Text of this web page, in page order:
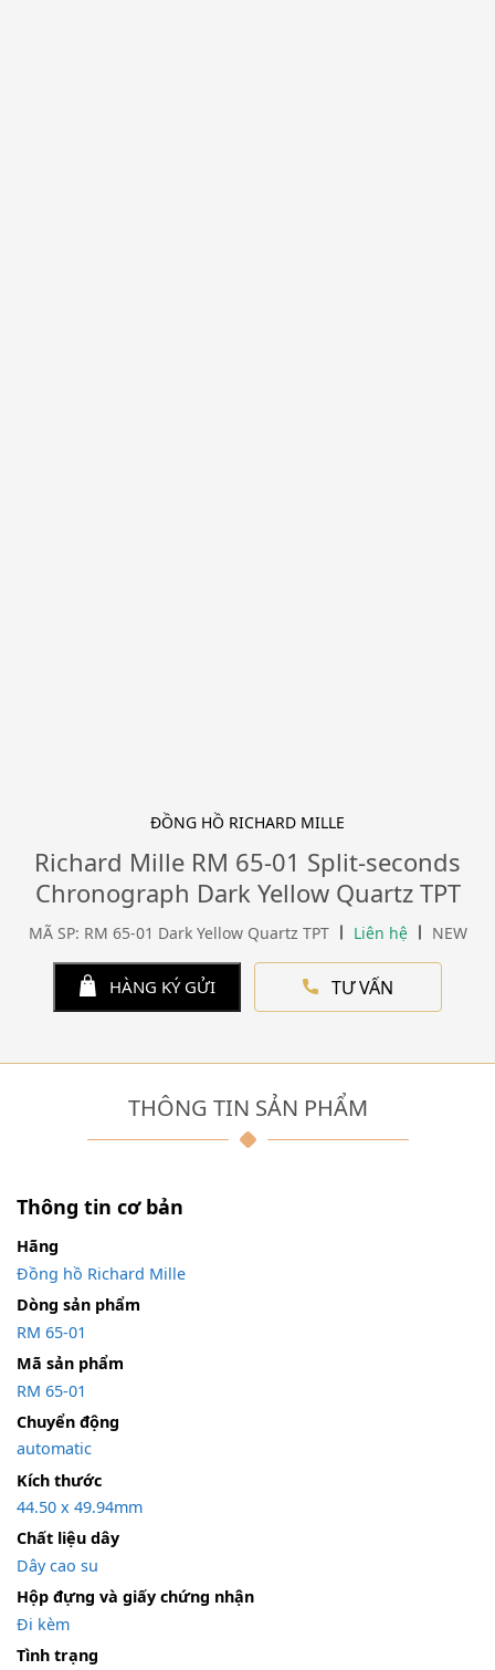
ĐỒNG HỒ RICHARD MILLE
Richard Mille RM 65-01 Split-seconds
Chronograph Dark Yellow Quartz TPT
MÃ SP: RM 65-01 Dark Yellow Quartz TPT Liên hệ NEW
HÀNG KÝ GỬI TƯ VẤN
THÔNG TIN SẢN PHẨM
Thông tin cơ bản
Hãng
Đồng hồ Richard Mille
Dòng sản phẩm
RM 65-01
Mã sản phẩm
RM 65-01
Chuyển động
automatic
Kích thước
44.50 x 49.94mm
Chất liệu dây
Dây cao su
Hộp đựng và giấy chứng nhận
Đi kèm
Tình trạng